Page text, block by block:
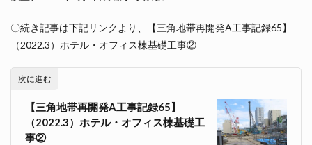
〇続き記事は下記リンクより、【三角地帯再開発A工事記録65】
（2022.3）ホテル・オフィス棟基礎工事②
次に進む
【三角地帯再開発A工事記録65】
（2022.3）ホテル・オフィス棟基礎工
事②